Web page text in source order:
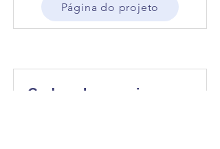
Página do projeto
Carta de apoio para